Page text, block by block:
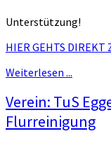
Unterstützung!
HIER GEHTS DIREKT
Weiterlesen ...
Verein: TuS
Flurreinigung